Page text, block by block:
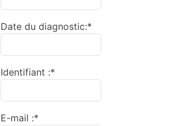
Date du diagnostic:*
Identifiant :*
E-mail :*